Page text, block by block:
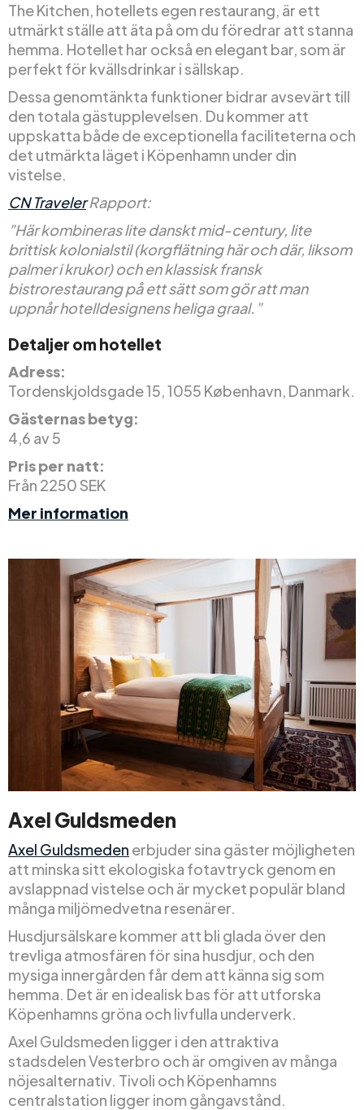
The Kitchen, hotellets egen restaurang, är ett
utmärkt ställe att äta på om du föredrar att stanna
hemma. Hotellet har också en elegant bar, som är
perfekt för kvällsdrinkar i sällskap.
Dessa genomtänkta funktioner bidrar avsevärt till
den totala gästupplevelsen. Du kommer att
uppskatta både de exceptionella faciliteterna och
det utmärkta läget i Köpenhamn under din
vistelse.
CN Traveler Rapport:
”Här kombineras lite danskt mid-century, lite
brittisk kolonialstil (korgflätning här och där, liksom
palmer i krukor) och en klassisk fransk
bistrorestaurang på ett sätt som gör att man
uppnår hotelldesignens heliga graal.”
Detaljer om hotellet
Adress:
Tordenskjoldsgade 15, 1055 København, Danmark.
Gästernas betyg:
4,6 av 5
Pris per natt:
Från 2250 SEK
Mer information
Axel Guldsmeden
Axel Guldsmeden erbjuder sina gäster möjligheten
att minska sitt ekologiska fotavtryck genom en
avslappnad vistelse och är mycket populär bland
många miljömedvetna resenärer.
Husdjursälskare kommer att bli glada över den
trevliga atmosfären för sina husdjur, och den
mysiga innergården får dem att känna sig som
hemma. Det är en idealisk bas för att utforska
Köpenhamns gröna och livfulla underverk.
Axel Guldsmeden ligger i den attraktiva
stadsdelen Vesterbro och är omgiven av många
nöjesalternativ. Tivoli och Köpenhamns
centralstation ligger inom gångavstånd.